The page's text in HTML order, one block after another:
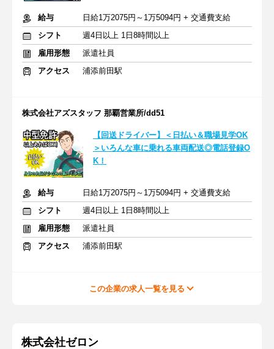
給与
日給1万2075円～1万5094円 + 交通費支給
シフト
週4日以上 1日8時間以上
雇用形態
派遣社員
アクセス
浦添前田駅
株式会社アズスタッフ 那覇営業所/dd51
【回送ドライバー】＜日払い＆職場見学OK
＞いろんな車に乗れる車両配送◎電話登録O
K！
給与
日給1万2075円～1万5094円 + 交通費支給
シフト
週4日以上 1日8時間以上
雇用形態
派遣社員
アクセス
浦添前田駅
この企業の求人一覧を見る
株式会社ゼロン